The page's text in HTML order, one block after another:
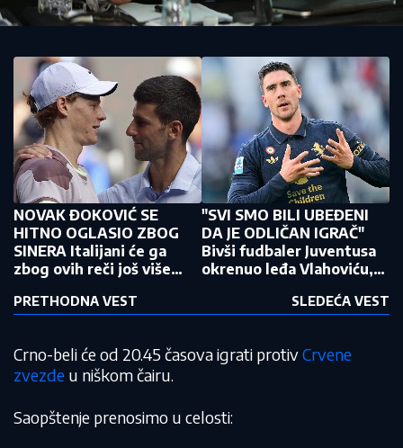
NOVAK ĐOKOVIĆ SE
HITNO OGLASIO ZBOG
SINERA Italijani će ga
zbog ovih reči još više
PRETHODNA VEST
"SVI SMO BILI UBEĐENI
DA JE ODLIČAN IGRAČ"
Bivši fudbaler Juventusa
okrenuo leđa Vlahoviću,
SLEDEĆA VEST
Crno-beli će od 20.45 časova igrati protivCrvene
zvezde u niškom čairu.
Saopštenje prenosimo u celosti: